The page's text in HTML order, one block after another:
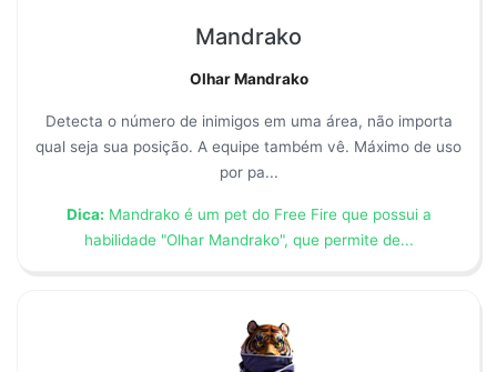
Mandrako
Olhar Mandrako
Detecta o número de inimigos em uma área, não importa
qual seja sua posição. A equipe também vê. Máximo de uso
por pa...
Dica: Mandrako é um pet do Free Fire que possui a
habilidade "Olhar Mandrako", que permite de...